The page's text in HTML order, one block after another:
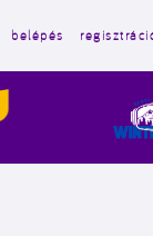
belépés